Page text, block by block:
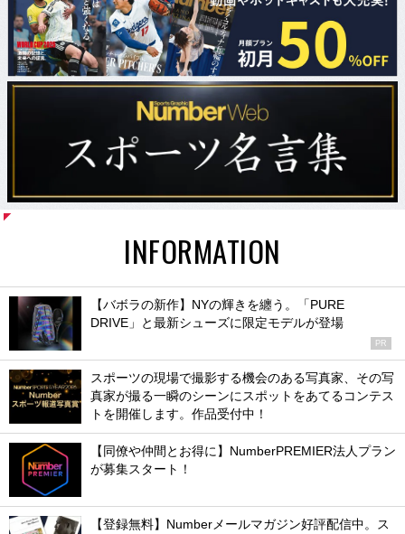
INFORMATION
【バボラの新作】NYの輝きを纏う。「PURE
DRIVE」と最新シューズに限定モデルが登場
PR
スポーツの現場で撮影する機会のある写真家、その写
真家が撮る一瞬のシーンにスポットをあてるコンテス
トを開催します。作品受付中！
【同僚や仲間とお得に】NumberPREMIER法人プラン
が募集スタート！
【登録無料】Numberメールマガジン好評配信中。ス